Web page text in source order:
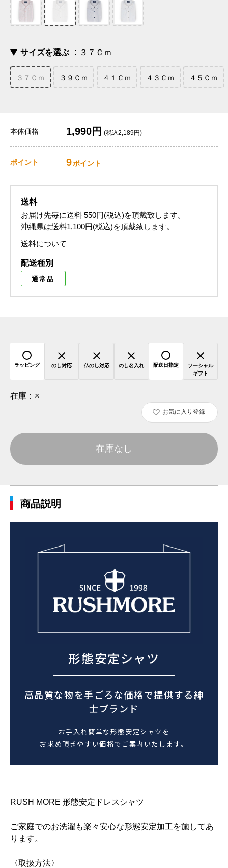
サイズを選ぶ ３７Ｃｍ
３７Ｃｍ ３９Ｃｍ ４１Ｃｍ ４３Ｃｍ ４５Ｃｍ
本体価格 1,990円 (税込2,189円)
ポイント 9ポイント
送料
お届け先毎に送料 550円(税込)を頂戴致します。
沖縄県は送料1,100円(税込)を頂戴致します。
送料について
配送種別
通常品
ラッピング のし対応 仏のし対応 のし名入れ 配送日指定
ソーシャル
ギフト
在庫： ×
お気に入り登録
在庫なし
商品説明
形態安定シャツ
高品質な物を手ごろな価格で提供する紳
士ブランド
お手入れ簡単な形態安定シャツを
お求め頂きやすい価格でご案内いたします。
RUSH MORE 形態安定ドレスシャツ
ご家庭でのお洗濯も楽々安心な形態安定加工を施してあ
ります。
〈取扱方法〉